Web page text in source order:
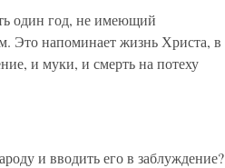
один год, не имеющий
Это напоминает жизнь Христа, в
и муки, и смерть на потеху
и вводить его в заблуждение?